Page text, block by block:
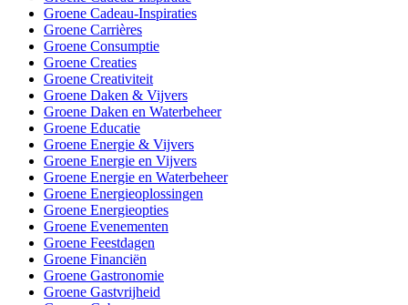
Groene Cadeau-Inspiraties
Groene Carrières
Groene Consumptie
Groene Creaties
Groene Creativiteit
Groene Daken & Vijvers
Groene Daken en Waterbeheer
Groene Educatie
Groene Energie & Vijvers
Groene Energie en Vijvers
Groene Energie en Waterbeheer
Groene Energieoplossingen
Groene Energieopties
Groene Evenementen
Groene Feestdagen
Groene Financiën
Groene Gastronomie
Groene Gastvrijheid